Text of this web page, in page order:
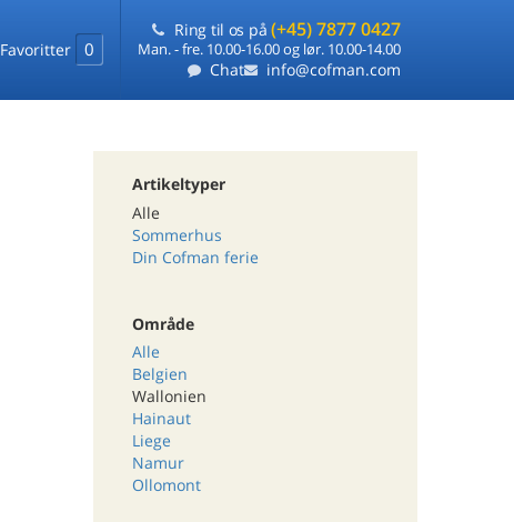
Favoritter 0
Ring til os på (+45) 7877 0427
Man. - fre. 10.00-16.00 og lør. 10.00-14.00
Chat info@cofman.com
Artikeltyper
Alle
Sommerhus
Din Cofman ferie
Område
Alle
Belgien
Wallonien
Hainaut
Liege
Namur
Ollomont